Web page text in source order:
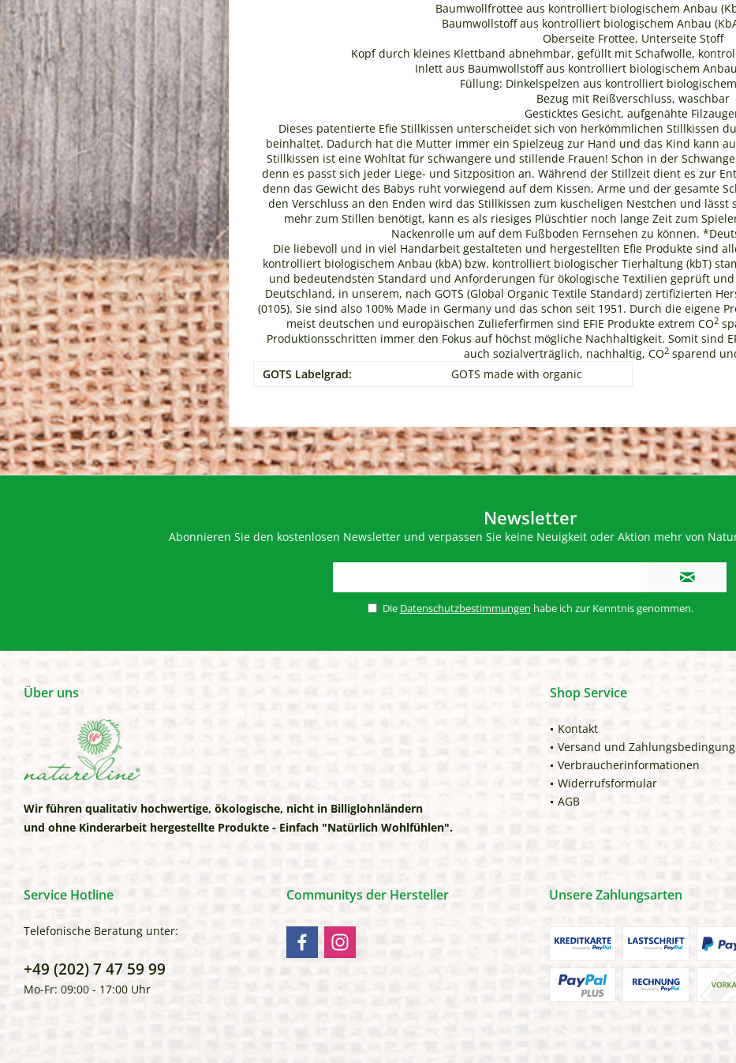
Baumwollfrottee aus kontrolliert biologischem Anbau
Baumwollstoff aus kontrolliert biologischem Anbau
Oberseite Frottee, Unterseite Stoff
Kopf durch kleines Klettband abnehmbar, gefüllt mit Schafwolle,
Inlett aus Baumwollstoff aus kontrolliert biologischem
Füllung: Dinkelspelzen aus kontrolliert
Bezug mit Reißverschluss, waschbar
Gesticktes Gesicht, aufgenähte
Dieses patentierte Efie Stillkissen unterscheidet sich von herkömmlichen Stillkissen
beinhaltet. Dadurch hat die Mutter immer ein Spielzeug zur Hand und das Kind kann
Stillkissen ist eine Wohltat für schwangere und stillende Frauen! Schon in der
denn es passt sich jeder Liege- und Sitzposition an. Während der Stillzeit dient es zur
denn das Gewicht des Babys ruht vorwiegend auf dem Kissen, Arme und der gesamte
den Verschluss an den Enden wird das Stillkissen zum kuscheligen Nestchen und
mehr zum Stillen benötigt, kann es als riesiges Plüschtier noch lange Zeit zum
Nackenrolle um auf dem Fußboden Fernsehen zu können.
Die liebevoll und in viel Handarbeit gestalteten und hergestellten Efie Produkte sind
kontrolliert biologischem Anbau (kbA) bzw. kontrolliert biologischer Tierhaltung (kbT)
und bedeutendsten Standard und Anforderungen für ökologische Textilien geprüft
Deutschland, in unserem, nach GOTS (Global Organic Textile Standard) zertifizierten
(0105). Sie sind also 100% Made in Germany und das schon seit 1951. Durch die eigene
meist deutschen und europäischen Zulieferfirmen sind EFIE Produkte extrem CO2
Produktionsschritten immer den Fokus auf höchst mögliche Nachhaltigkeit. Somit sind
auch sozialverträglich, nachhaltig, CO2sparend
GOTS Labelgrad:
GOTS made with organic
Newsletter
Abonnieren Sie den kostenlosen Newsletter und verpassen Sie keine Neuigkeit oder Aktion mehr von
Die Datenschutzbestimmungen habe ich zur Kenntnis genommen.
Über uns
Wir führen qualitativ hochwertige, ökologische, nicht in Billiglohnländern
und ohne Kinderarbeit hergestellte Produkte - Einfach "Natürlich Wohlfühlen".
Shop Service
Kontakt
Versand und
Verbraucherinformationen
Widerrufsformular
AGB
Service Hotline
Telefonische Beratung unter:
+49 (202) 7 47 59 99
Mo-Fr: 09:00 - 17:00 Uhr
Communitys der Hersteller Unsere Zahlungsarten